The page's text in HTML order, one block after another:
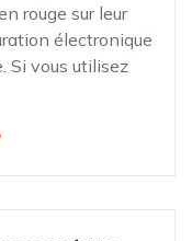
rouge sur leur
électronique
Si vous utilisez